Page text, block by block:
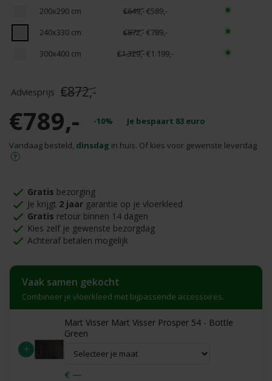
200x290 cm
€649,-€589,-
240x330 cm
€872,-€789,-
300x400 cm
€1.329,-€1.199,-
€872,-
€789,- -10% Je bespaart 83 euro
Vandaag besteld, dinsdag in huis. Of kies voor gewenste leverdag
Gratis bezorging
Je krijgt 2 jaar garantie op je vloerkleed
Gratis retour binnen 14 dagen
Kies zelf je gewenste bezorgdag
Achteraf betalen mogelijk
Vaak samen gekocht
Combineer je vloerkleed met bijpassende accessoires.
+
Mart Visser Mart Visser Prosper 54 - Bottle
Green
€ —